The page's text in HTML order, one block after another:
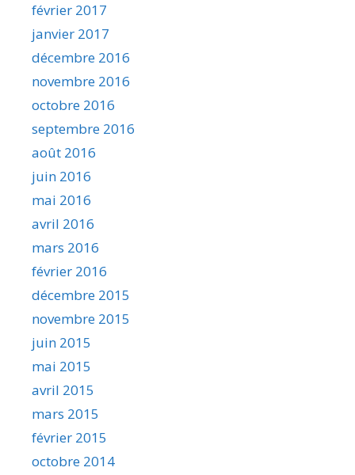
février 2017
janvier 2017
décembre 2016
novembre 2016
octobre 2016
septembre 2016
août 2016
juin 2016
mai 2016
avril 2016
mars 2016
février 2016
décembre 2015
novembre 2015
juin 2015
mai 2015
avril 2015
mars 2015
février 2015
octobre 2014